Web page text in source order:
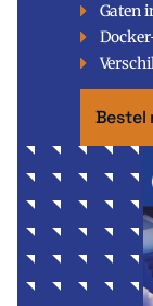
Gaten
Bestel